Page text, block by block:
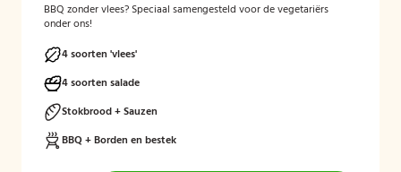
BBQ zonder vlees? Speciaal samengesteld voor de vegetariërs
onder ons!
4 soorten 'vlees'
4 soorten salade
Stokbrood + Sauzen
BBQ + Borden en bestek